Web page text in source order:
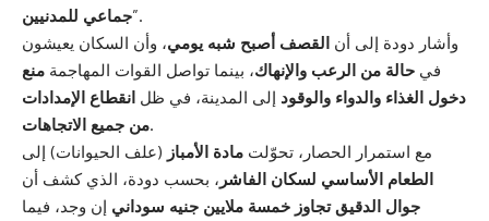
جماعي للمدنيين”.
وأشار دودة إلى أن القصف أصبح شبه يومي، وأن السكان يعيشون
في حالة من الرعب والإنهاك، بينما تواصل القوات المهاجمة منع
دخول الغذاء والدواء والوقود إلى المدينة، في ظل انقطاع الإمدادات
من جميع الاتجاهات.
مع استمرار الحصار، تحوّلت مادة الأمباز (علف الحيوانات) إلى
الطعام الأساسي لسكان الفاشر ، بحسب دودة، الذي كشف أن
جوال الدقيق تجاوز خمسة ملايين جنيه سوداني إن وجد، فيما